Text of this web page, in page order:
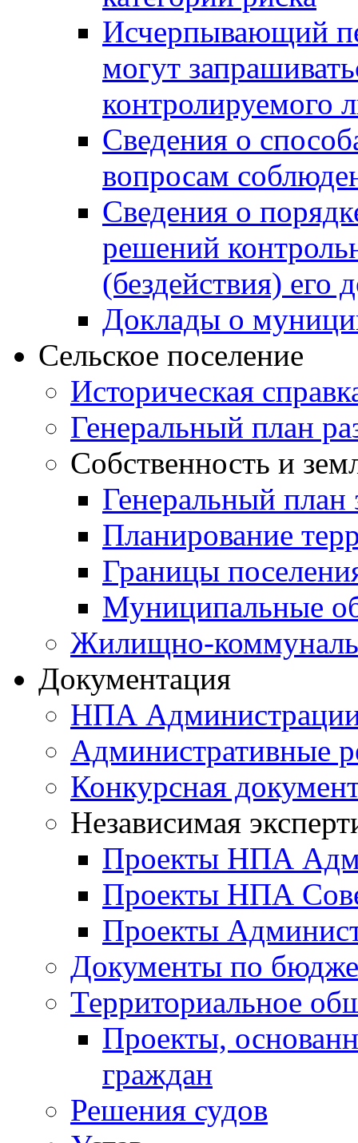
Исчерпывающий
могут
контролируемого
Сведения о
вопросам
Сведения о
решений
(бездействия)
Доклады о
Сельское поселение
Историческая
Генеральный план
Собственность и
Генеральный план
Планирование
Границы
Муниципальные
Жилищно-
Документация
НПА
Административные
Конкурсная
Независимая
Проекты НПА
Проекты НПА
Проекты
Документы по
Территориальное
Проекты,
граждан
Решения судов